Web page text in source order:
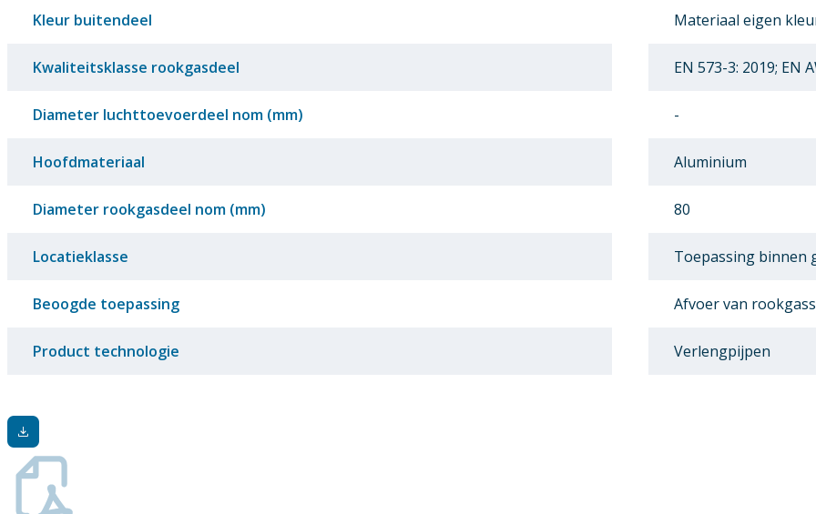
Kleur buitendeel Materiaal eigen
Kwaliteitsklasse rookgasdeel EN 573-3: 2019; EN
Diameter luchttoevoerdeel nom (mm) -
Hoofdmateriaal Aluminium
Diameter rookgasdeel nom (mm) 80
Locatieklasse Toepassing binnen
Beoogde toepassing Afvoer van
Product technologie Verlengpijpen